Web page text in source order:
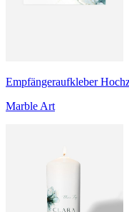
Empfängeraufkleber
Marble Art